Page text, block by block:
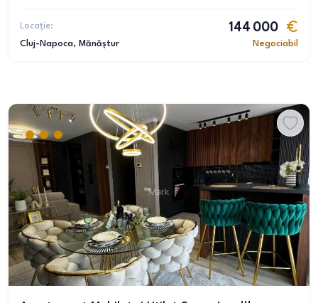
Locație:
Cluj-Napoca, Mănăștur
144 000
Negociabil